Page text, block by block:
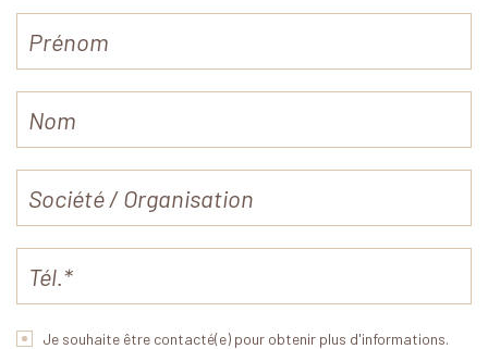
Je souhaite être contacté(e) pour obtenir plus d'informations.